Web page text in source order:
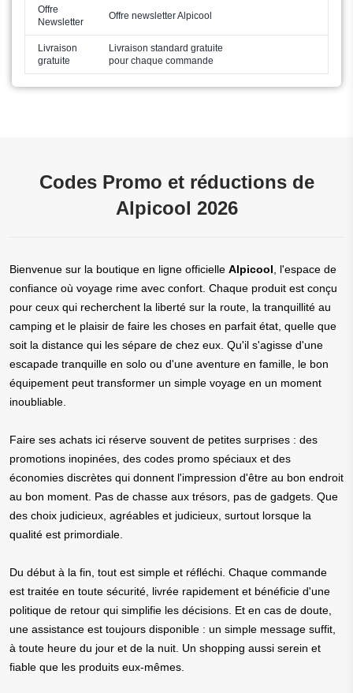
Offre
Newsletter
Offre newsletter Alpicool
Livraison
gratuite
Livraison standard gratuite
pour chaque commande
Codes Promo et réductions de
Alpicool 2026
Bienvenue sur la boutique en ligne officielle Alpicool , l'espace de
confiance où voyage rime avec confort. Chaque produit est conçu
pour ceux qui recherchent la liberté sur la route, la tranquillité au
camping et le plaisir de faire les choses en parfait état, quelle que
soit la distance qui les sépare de chez eux. Qu'il s'agisse d'une
escapade tranquille en solo ou d'une aventure en famille, le bon
équipement peut transformer un simple voyage en un moment
inoubliable.
Faire ses achats ici réserve souvent de petites surprises : des
promotions inopinées, des codes promo spéciaux et des
économies discrètes qui donnent l'impression d'être au bon endroit
au bon moment. Pas de chasse aux trésors, pas de gadgets. Que
des choix judicieux, agréables et judicieux, surtout lorsque la
qualité est primordiale.
Du début à la fin, tout est simple et réfléchi. Chaque commande
est traitée en toute sécurité, livrée rapidement et bénéficie d'une
politique de retour qui simplifie les décisions. Et en cas de doute,
une assistance est toujours disponible : un simple message suffit,
à toute heure du jour et de la nuit. Un shopping aussi serein et
fiable que les produits eux-mêmes.